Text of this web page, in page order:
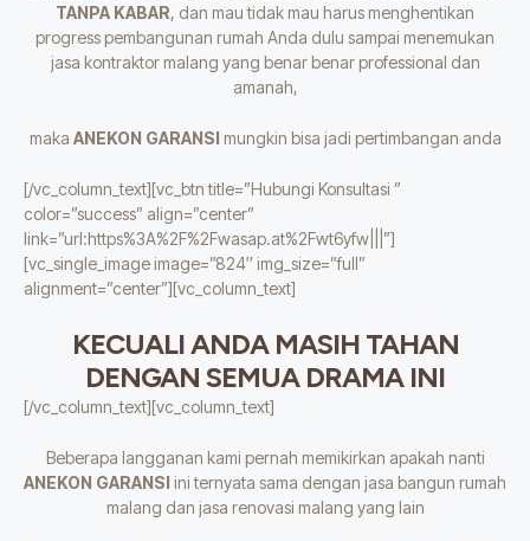
TANPA KABAR, dan mau tidak mau harus menghentikan
progress pembangunan rumah Anda dulu sampai menemukan
jasa kontraktor malang yang benar benar professional dan
amanah,
maka ANEKON GARANSI mungkin bisa jadi pertimbangan anda
[/vc_column_text][vc_btn title=”Hubungi Konsultasi ”
color=”success” align=”center”
link=”url:https%3A%2F%2Fwasap.at%2Fwt6yfw|||”]
[vc_single_image image=”824″ img_size=”full”
alignment=”center”][vc_column_text]
KECUALI ANDA MASIH TAHAN
DENGAN SEMUA DRAMA INI
[/vc_column_text][vc_column_text]
Beberapa langganan kami pernah memikirkan apakah nanti
ANEKON GARANSI ini ternyata sama dengan jasa bangun rumah
malang dan jasa renovasi malang yang lain